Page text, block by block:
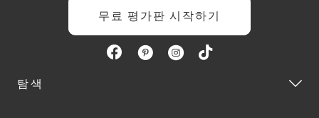
무료 평가판 시작하기
탐색